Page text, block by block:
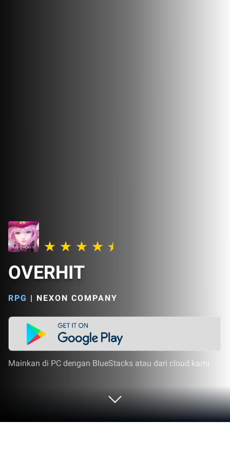
OVERHIT
RPG | NEXON COMPANY
Mainkan di PC dengan BlueStacks atau dari cloud kami